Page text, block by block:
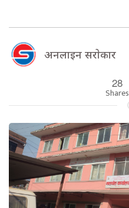
अनलाइन सराेकार
28
Shares